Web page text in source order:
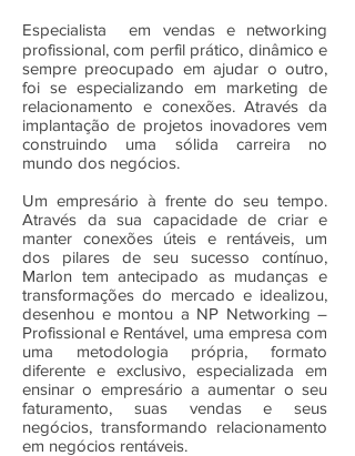
Especialista em vendas e networking
profissional, com perfil prático, dinâmico e
sempre preocupado em ajudar o outro,
foi se especializando em marketing de
relacionamento e conexões. Através da
implantação de projetos inovadores vem
construindo uma sólida carreira no
mundo dos negócios.
Um empresário à frente do seu tempo.
Através da sua capacidade de criar e
manter conexões úteis e rentáveis, um
dos pilares de seu sucesso contínuo,
Marlon tem antecipado as mudanças e
transformações do mercado e idealizou,
desenhou e montou a NP Networking –
Profissional e Rentável, uma empresa com
uma metodologia própria, formato
diferente e exclusivo, especializada em
ensinar o empresário a aumentar o seu
faturamento, suas vendas e seus
negócios, transformando relacionamento
em negócios rentáveis.